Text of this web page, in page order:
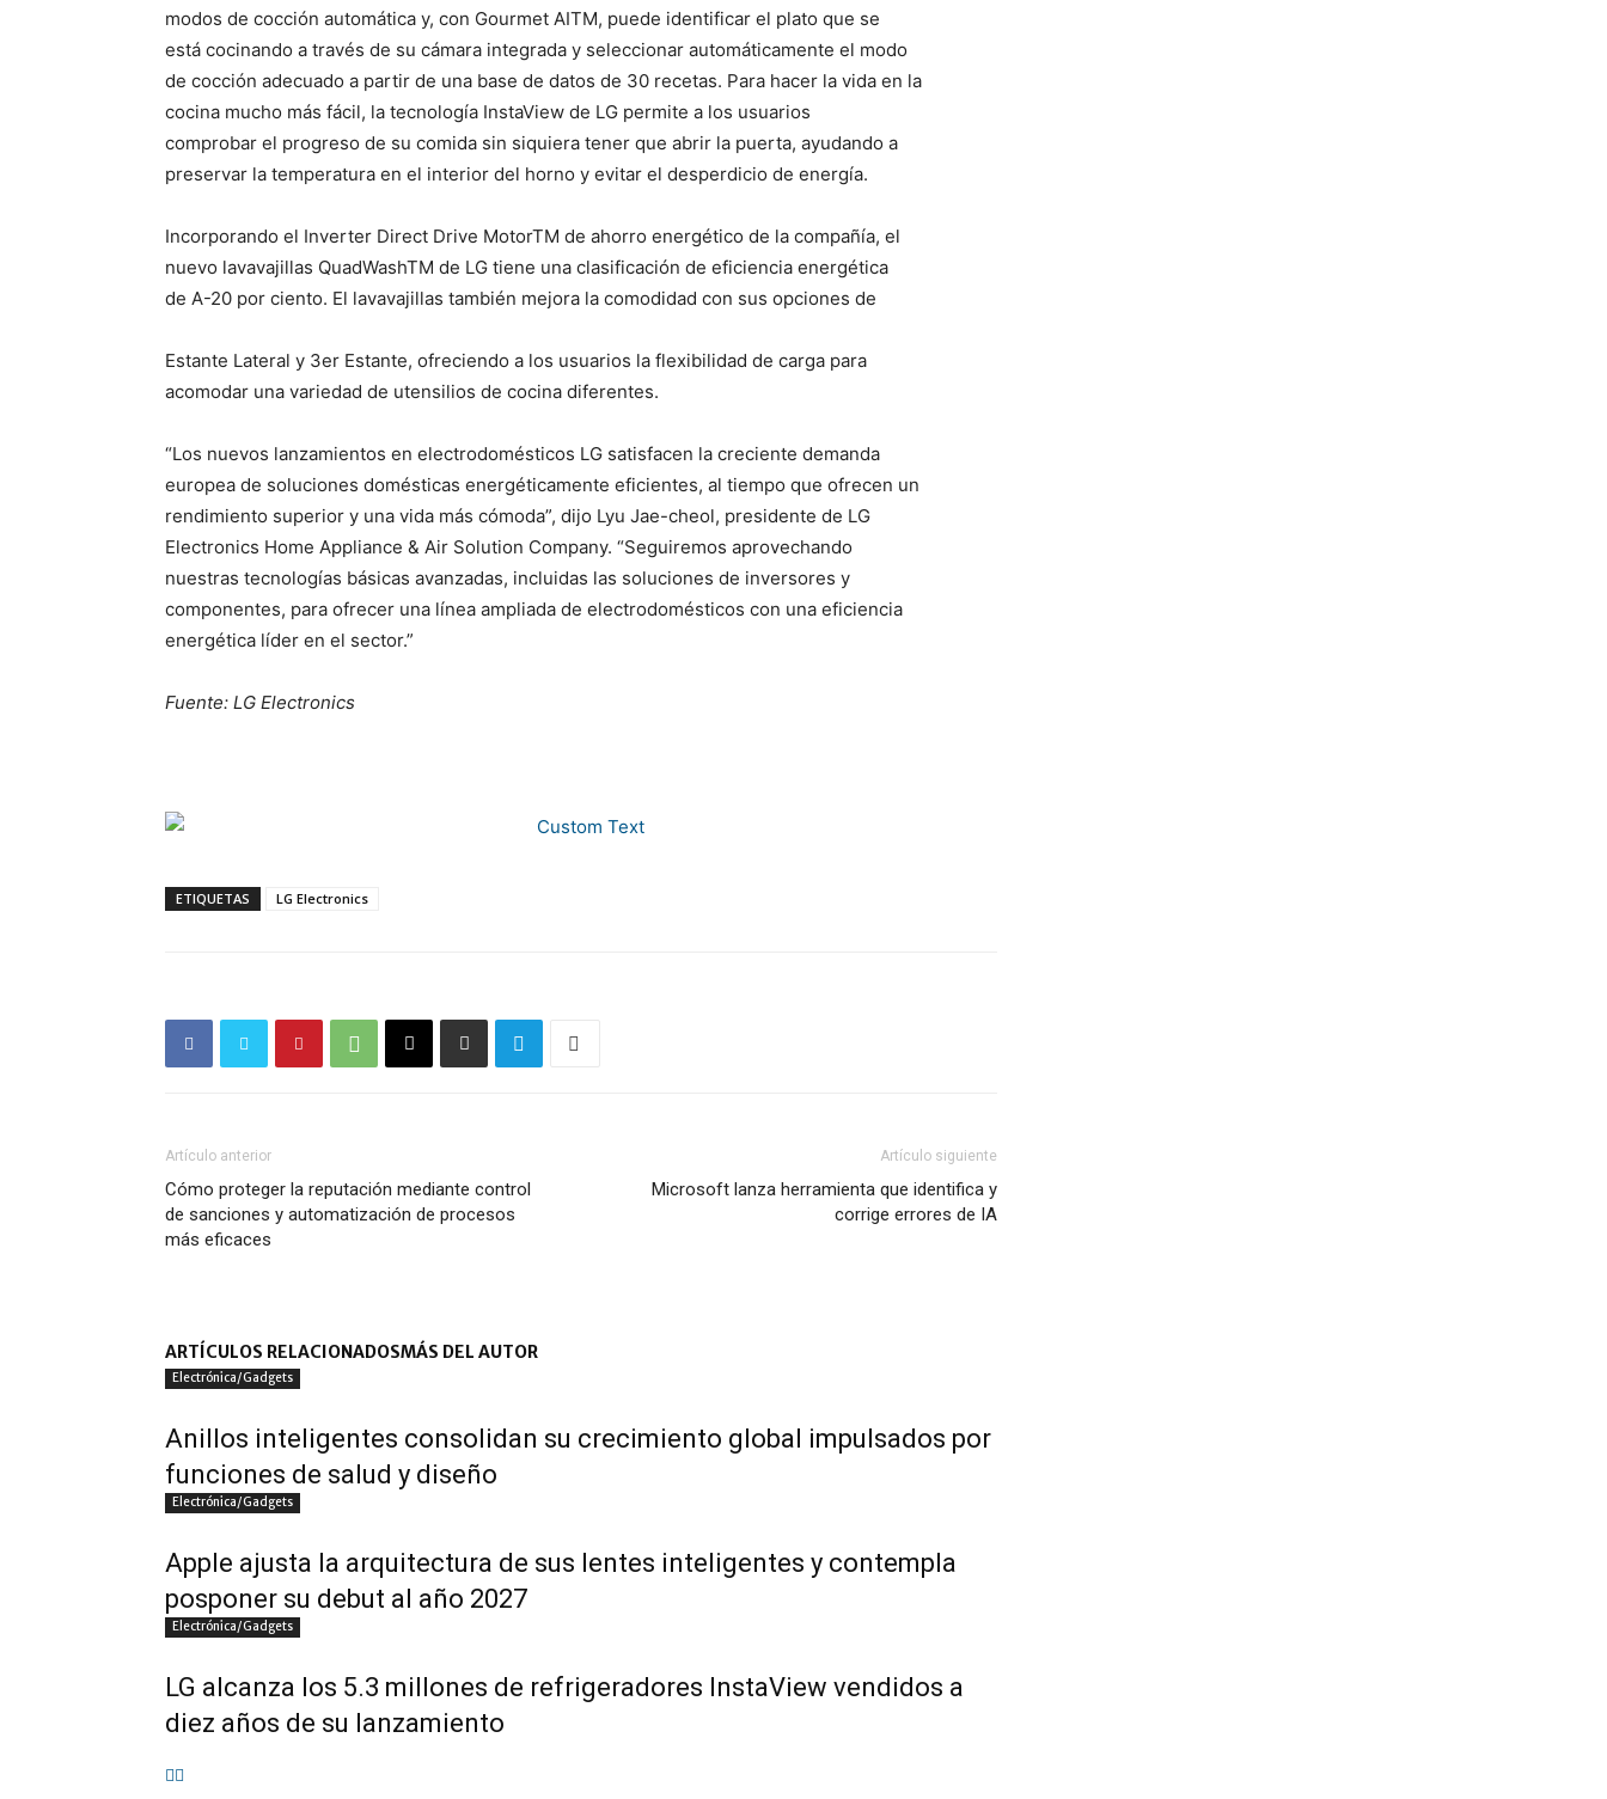
modos de cocción automática y, con Gourmet AITM️, puede identificar el plato que se
está cocinando a través de su cámara integrada y seleccionar automáticamente el modo
de cocción adecuado a partir de una base de datos de 30 recetas. Para hacer la vida en la
cocina mucho más fácil, la tecnología InstaView de LG permite a los usuarios
comprobar el progreso de su comida sin siquiera tener que abrir la puerta, ayudando a
preservar la temperatura en el interior del horno y evitar el desperdicio de energía.
Incorporando el Inverter Direct Drive MotorTM de ahorro energético de la compañía, el
nuevo lavavajillas QuadWashTM de LG tiene una clasificación de eficiencia energética
de A-20 por ciento. El lavavajillas también mejora la comodidad con sus opciones de
Estante Lateral y 3er Estante, ofreciendo a los usuarios la flexibilidad de carga para
acomodar una variedad de utensilios de cocina diferentes.
“Los nuevos lanzamientos en electrodomésticos LG satisfacen la creciente demanda
europea de soluciones domésticas energéticamente eficientes, al tiempo que ofrecen un
rendimiento superior y una vida más cómoda”, dijo Lyu Jae-cheol, presidente de LG
Electronics Home Appliance & Air Solution Company. “Seguiremos aprovechando
nuestras tecnologías básicas avanzadas, incluidas las soluciones de inversores y
componentes, para ofrecer una línea ampliada de electrodomésticos con una eficiencia
energética líder en el sector.”
Fuente: LG Electronics
ETIQUETAS LG Electronics
Artículo anterior
Cómo proteger la reputación mediante control
de sanciones y automatización de procesos
más eficaces
Artículo siguiente
Microsoft lanza herramienta que identifica y
corrige errores de IA
ARTÍCULOS RELACIONADOSMÁS DEL AUTOR
Electrónica/Gadgets
Anillos inteligentes consolidan su crecimiento global impulsados por
funciones de salud y diseño
Electrónica/Gadgets
Apple ajusta la arquitectura de sus lentes inteligentes y contempla
posponer su debut al año 2027
Electrónica/Gadgets
LG alcanza los 5.3 millones de refrigeradores InstaView vendidos a
diez años de su lanzamiento